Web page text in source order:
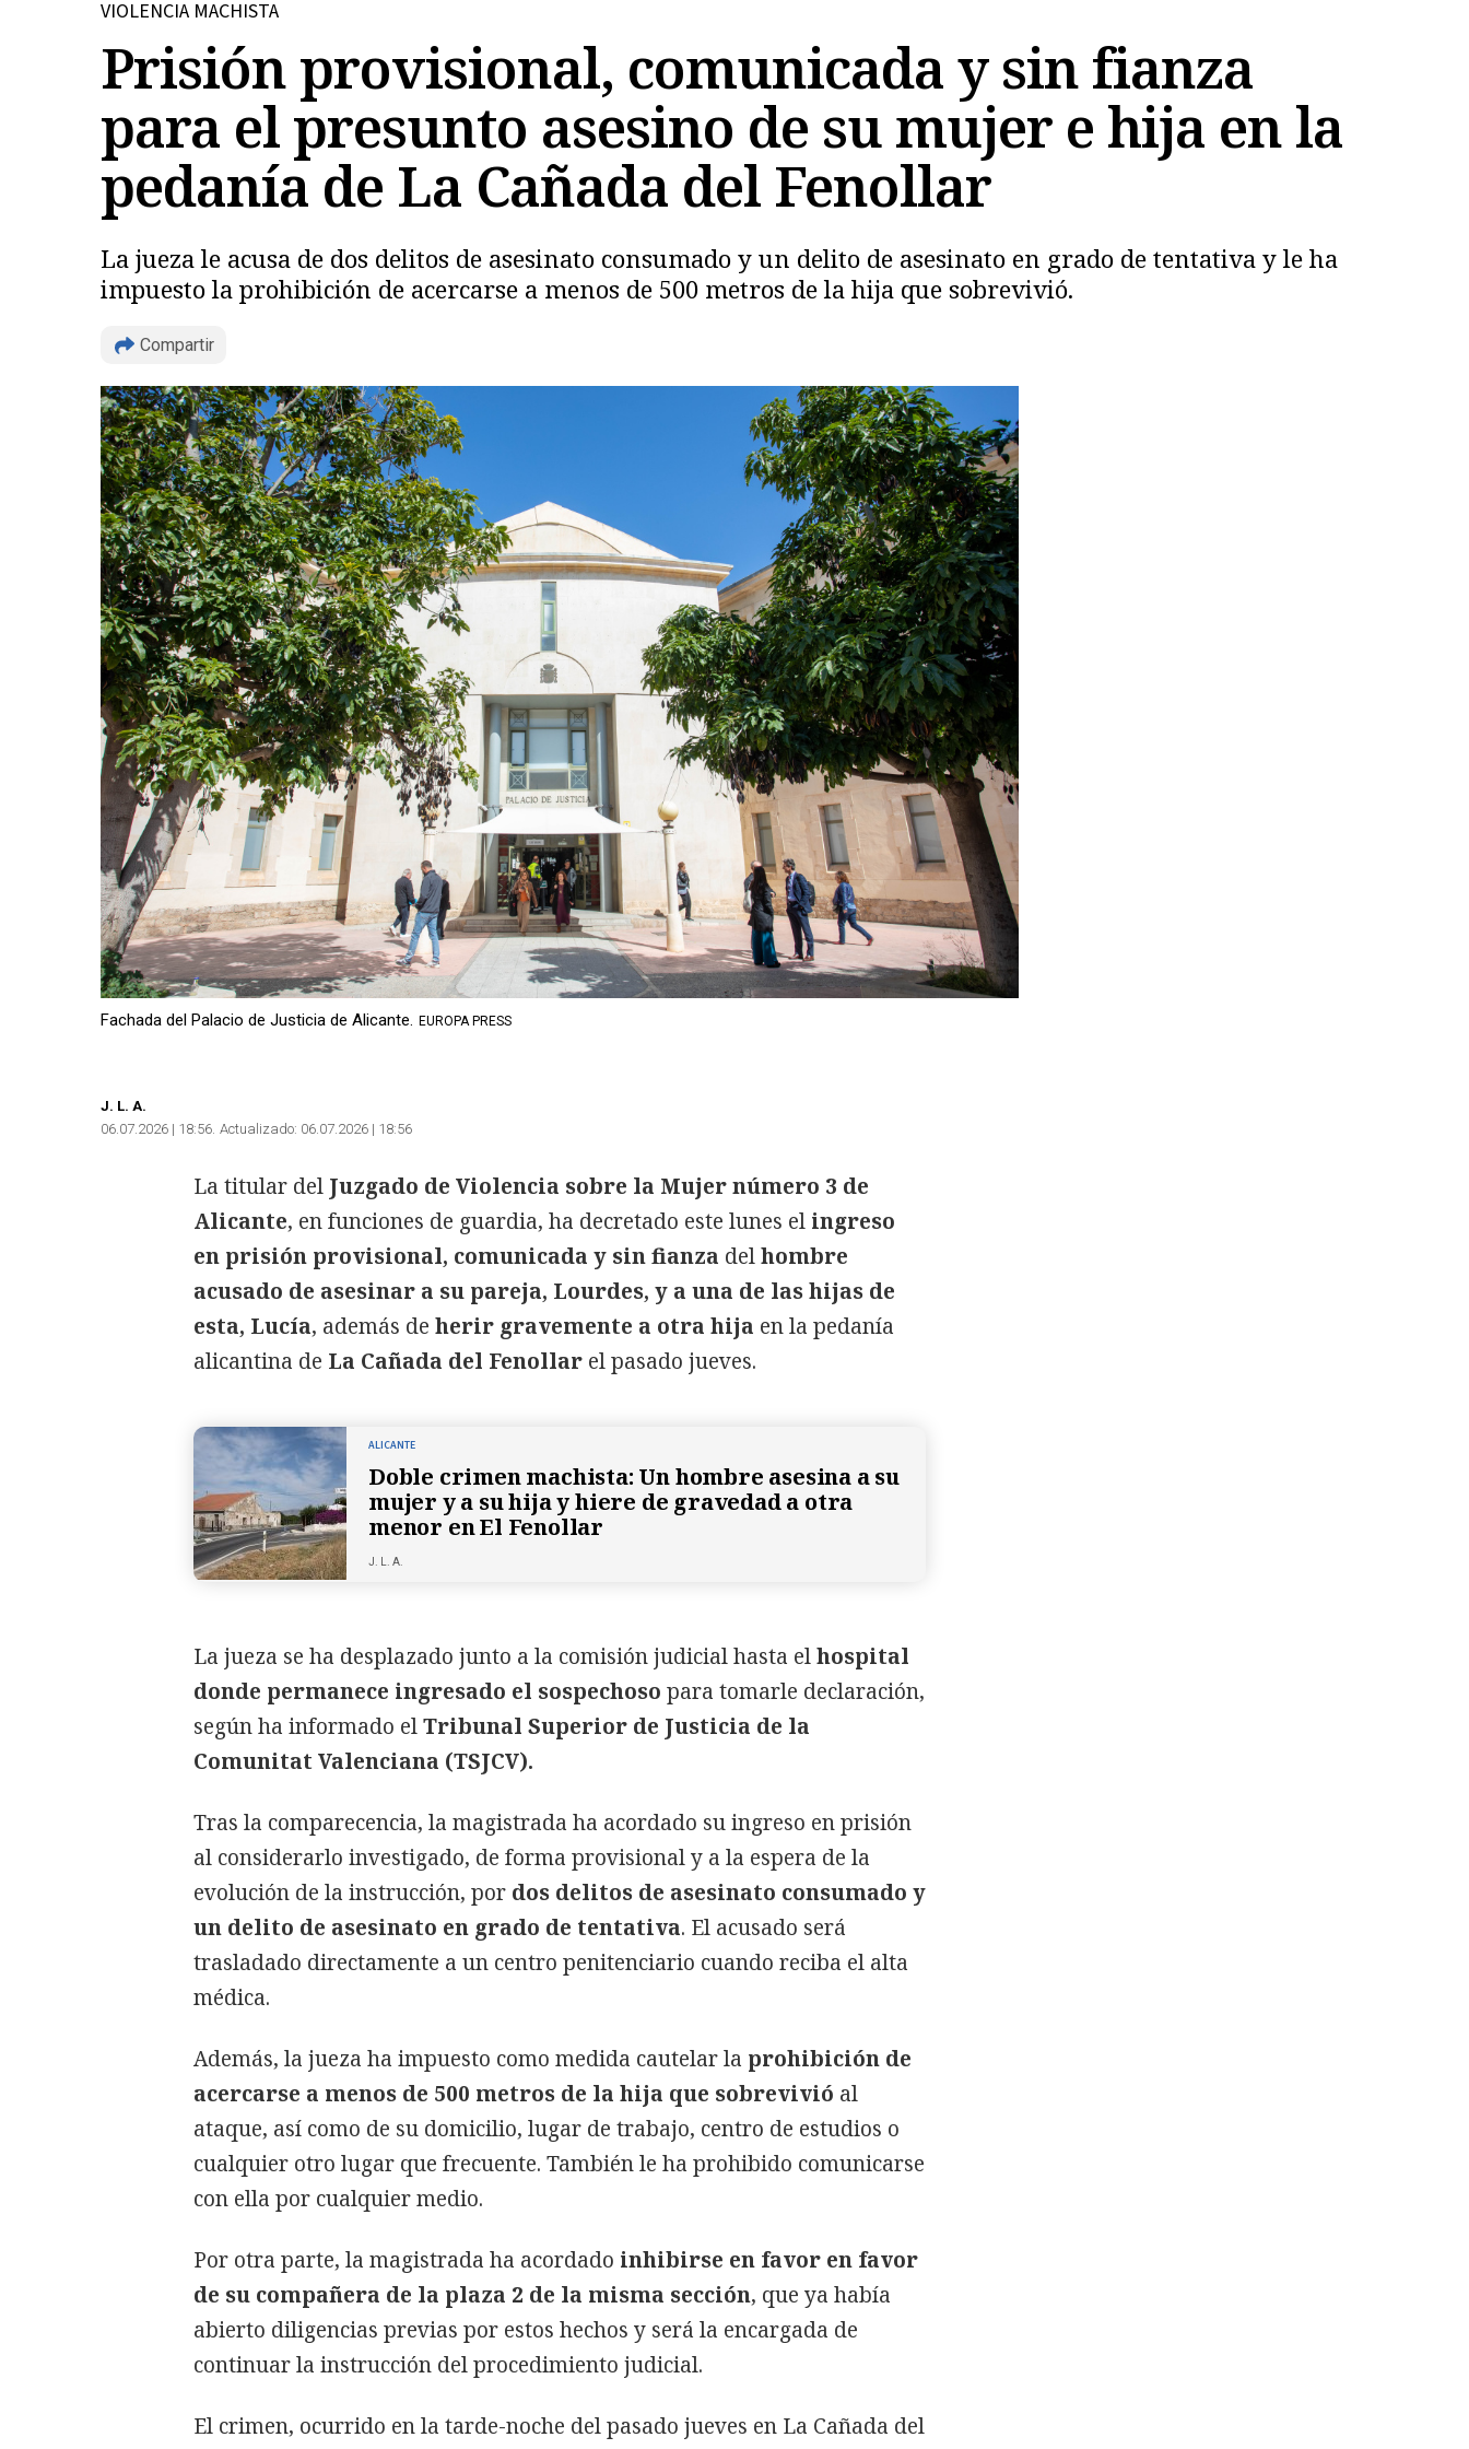
VIOLENCIA MACHISTA
Prisión provisional, comunicada y sin fianza
para el presunto asesino de su mujer e hija en la
pedanía de La Cañada del Fenollar
La jueza le acusa de dos delitos de asesinato consumado y un delito de asesinato en grado de tentativa y le ha
impuesto la prohibición de acercarse a menos de 500 metros de la hija que sobrevivió.
Compartir
Copiar
Fachada del Palacio de Justicia de Alicante. EUROPA PRESS
J. L. A.
06.07.2026 | 18:56 Actualizado: 06.07.2026 | 18:56
La titular del Juzgado de Violencia sobre la Mujer número 3 de
Alicante, en funciones de guardia, ha decretado este lunes el ingreso
en prisión provisional, comunicada y sin fianza delhombre
acusado de asesinar a su pareja, Lourdes, y a una de las hijas de
esta, Lucía, además de herir gravemente a otra hija en la pedanía
alicantina de La Cañada del Fenollar el pasado jueves.
ALICANTE
Doble crimen machista: Un hombre asesina a su
mujer y a su hija y hiere de gravedad a otra
menor en El Fenollar
J. L. A.
La jueza se ha desplazado junto a la comisión judicial hasta elhospital
donde permanece ingresado el sospechoso para tomarle declaración,
según ha informado elTribunal Superior de Justicia de la
Comunitat Valenciana (TSJCV).
Tras la comparecencia, la magistrada ha acordado su ingreso en prisión
al considerarlo investigado, de forma provisional y a la espera de la
evolución de la instrucción, por dos delitos de asesinato consumado y
un delito de asesinato en grado de tentativa. El acusado será
trasladado directamente a un centro penitenciario cuando reciba el alta
médica.
Además, la jueza ha impuesto como medida cautelar la prohibición de
acercarse a menos de 500 metros de la hija que sobrevivió al
ataque, así como de su domicilio, lugar de trabajo, centro de estudios o
cualquier otro lugar que frecuente. También le ha prohibido comunicarse
con ella por cualquier medio.
Por otra parte, la magistrada ha acordado inhibirse en favor en favor
de su compañera de la plaza 2 de la misma sección, que ya había
abierto diligencias previas por estos hechos y será la encargada de
continuar la instrucción del procedimiento judicial.
El crimen, ocurrido en la tarde-noche del pasado jueves en La Cañada del